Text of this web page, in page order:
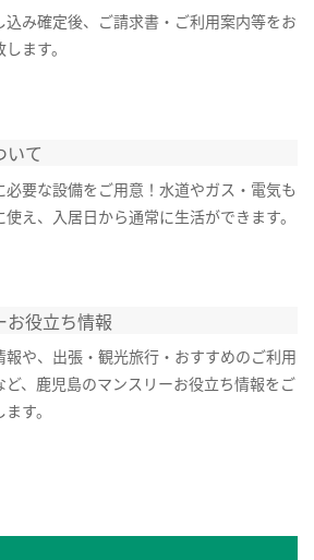
込み確定後、ご請求書・ご利用案内等をお
ます。
いて
必要な設備をご用意！水道やガス・電気も
使え、入居日から通常に生活ができます。
お役立ち情報
報や、出張・観光旅行・おすすめのご利用
ど、鹿児島のマンスリーお役立ち情報をご
す。